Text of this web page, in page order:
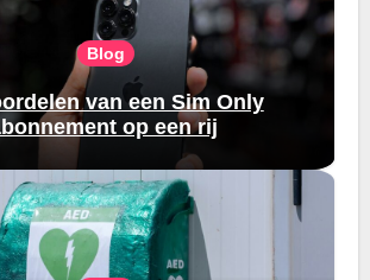
Blog
van een Sim Only
op een rij